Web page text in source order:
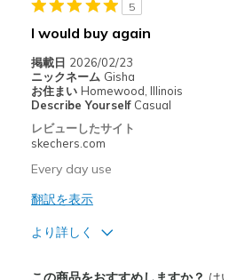
以下に最適
Casual Wear
Width
Feels too wide
Sizing
View On Shoes
5
I would buy again
掲載日 2026/02/23
ニックネーム Gisha
お住まい Homewood, Illinois
Describe Yourself Casual
レビューしたサイト
skechers.com
Every day use
翻訳を表示
より詳しく